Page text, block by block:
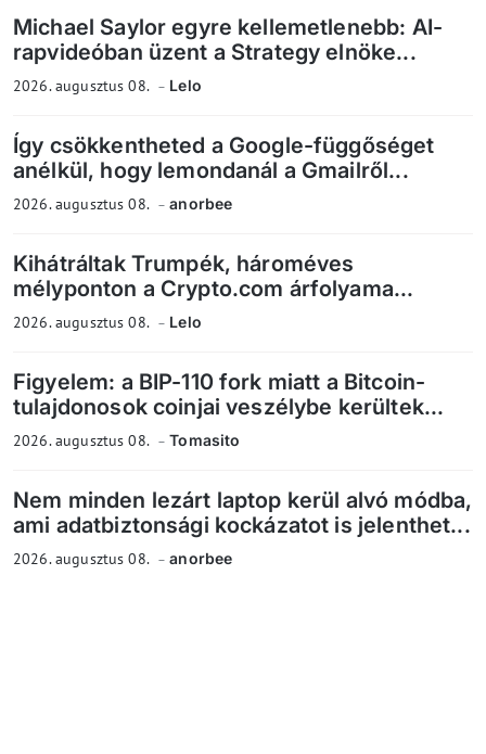
Michael Saylor egyre kellemetlenebb: AI-
rapvideóban üzent a Strategy elnöke...
2026. augusztus 08. Lelo
Így csökkentheted a Google-függőséget
anélkül, hogy lemondanál a Gmailről...
2026. augusztus 08. anorbee
Kihátráltak Trumpék, hároméves
mélyponton a Crypto.com árfolyama...
2026. augusztus 08. Lelo
Figyelem: a BIP-110 fork miatt a Bitcoin-
tulajdonosok coinjai veszélybe kerültek...
2026. augusztus 08. Tomasito
Nem minden lezárt laptop kerül alvó módba,
ami adatbiztonsági kockázatot is jelenthet...
2026. augusztus 08. anorbee